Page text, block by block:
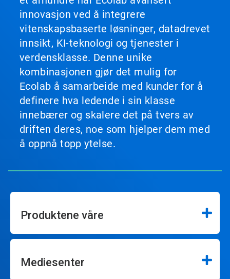
innovasjon ved å integrere
vitenskapsbaserte løsninger, datadrevet
innsikt, KI-teknologi og tjenester i
verdensklasse. Denne unike
kombinasjonen gjør det mulig for
Ecolab å samarbeide med kunder for å
definere hva ledende i sin klasse
innebærer og skalere det på tvers av
driften deres, noe som hjelper dem med
å oppnå topp ytelse.
Produktene våre
Mediesenter